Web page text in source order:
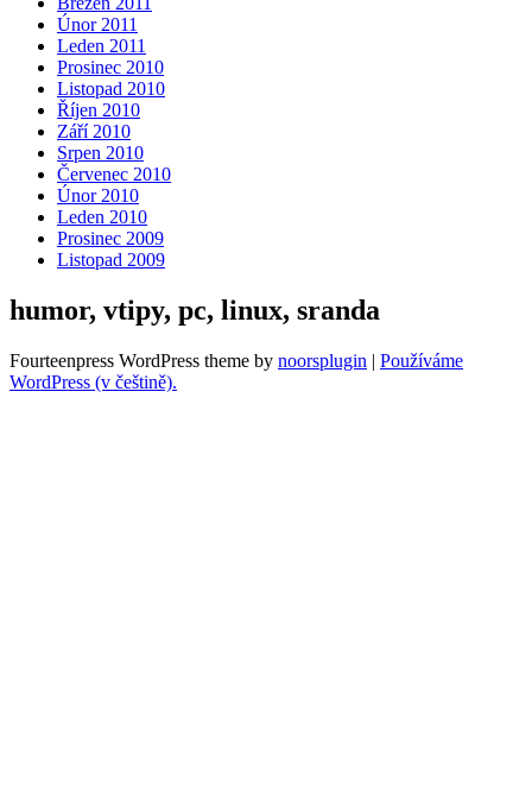
Únor 2011
Leden 2011
Prosinec 2010
Listopad 2010
Říjen 2010
Září 2010
Srpen 2010
Červenec 2010
Únor 2010
Leden 2010
Prosinec 2009
Listopad 2009
humor, vtipy, pc, linux, sranda
Fourteenpress WordPress theme by noorsplugin | Používáme
WordPress (v češtině).